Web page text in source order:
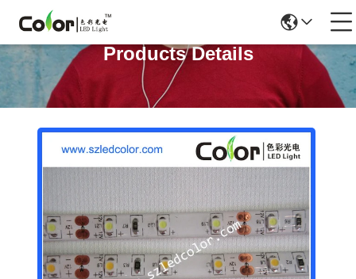
Products Details